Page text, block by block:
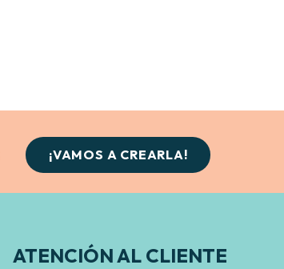
¡VAMOS A CREARLA!
ATENCIÓN AL CLIENTE